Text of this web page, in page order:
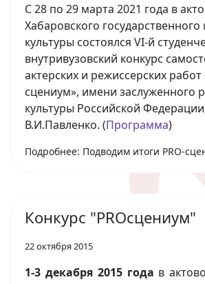
С 28 по 29 марта 2021 года в
Хабаровского государственного
культуры состоялся VI-й
внутривузовский конкурс
актерских и режиссерских работ
сцениум», имени заслуженного
культуры Российской
В.И.Павленко. (Программа)
Подробнее: Подводим итоги PRO-
Конкурс "PROсцениум"
22 октября 2015
1-3 декабря 2015 года в